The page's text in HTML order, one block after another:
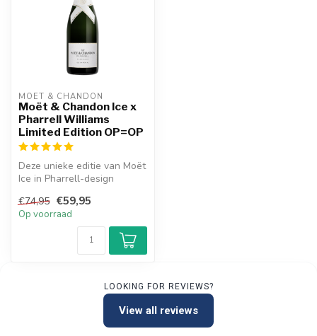
MOËT & CHANDON
Moët & Chandon Ice x
Pharrell Williams
Limited Edition OP=OP
Deze unieke editie van Moët
Ice in Pharrell-design
sle...
€74,95 €59,95
Op voorraad
LOOKING FOR REVIEWS?
View all reviews